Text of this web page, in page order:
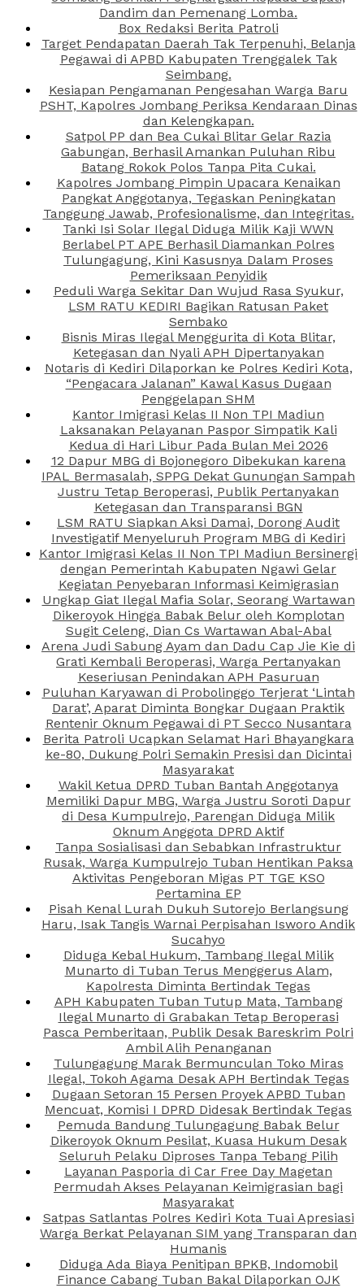
Dandim dan Pemenang Lomba.
Box Redaksi Berita Patroli
Target Pendapatan Daerah Tak Terpenuhi, Belanja
Pegawai di APBD Kabupaten Trenggalek Tak
Seimbang.
Kesiapan Pengamanan Pengesahan Warga Baru
PSHT, Kapolres Jombang Periksa Kendaraan Dinas
dan Kelengkapan.
Satpol PP dan Bea Cukai Blitar Gelar Razia
Gabungan, Berhasil Amankan Puluhan Ribu
Batang Rokok Polos Tanpa Pita Cukai.
Kapolres Jombang Pimpin Upacara Kenaikan
Pangkat Anggotanya, Tegaskan Peningkatan
Tanggung Jawab, Profesionalisme, dan Integritas.
Tanki Isi Solar Ilegal Diduga Milik Kaji WWN
Berlabel PT APE Berhasil Diamankan Polres
Tulungagung, Kini Kasusnya Dalam Proses
Pemeriksaan Penyidik
Peduli Warga Sekitar Dan Wujud Rasa Syukur,
LSM RATU KEDIRI Bagikan Ratusan Paket
Sembako
Bisnis Miras Ilegal Menggurita di Kota Blitar,
Ketegasan dan Nyali APH Dipertanyakan
Notaris di Kediri Dilaporkan ke Polres Kediri Kota,
“Pengacara Jalanan” Kawal Kasus Dugaan
Penggelapan SHM
Kantor Imigrasi Kelas II Non TPI Madiun
Laksanakan Pelayanan Paspor Simpatik Kali
Kedua di Hari Libur Pada Bulan Mei 2026
12 Dapur MBG di Bojonegoro Dibekukan karena
IPAL Bermasalah, SPPG Dekat Gunungan Sampah
Justru Tetap Beroperasi, Publik Pertanyakan
Ketegasan dan Transparansi BGN
LSM RATU Siapkan Aksi Damai, Dorong Audit
Investigatif Menyeluruh Program MBG di Kediri
Kantor Imigrasi Kelas II Non TPI Madiun Bersinergi
dengan Pemerintah Kabupaten Ngawi Gelar
Kegiatan Penyebaran Informasi Keimigrasian
Ungkap Giat Ilegal Mafia Solar, Seorang Wartawan
Dikeroyok Hingga Babak Belur oleh Komplotan
Sugit Celeng, Dian Cs Wartawan Abal-Abal
Arena Judi Sabung Ayam dan Dadu Cap Jie Kie di
Grati Kembali Beroperasi, Warga Pertanyakan
Keseriusan Penindakan APH Pasuruan
Puluhan Karyawan di Probolinggo Terjerat ‘Lintah
Darat’, Aparat Diminta Bongkar Dugaan Praktik
Rentenir Oknum Pegawai di PT Secco Nusantara
Berita Patroli Ucapkan Selamat Hari Bhayangkara
ke-80, Dukung Polri Semakin Presisi dan Dicintai
Masyarakat
Wakil Ketua DPRD Tuban Bantah Anggotanya
Memiliki Dapur MBG, Warga Justru Soroti Dapur
di Desa Kumpulrejo, Parengan Diduga Milik
Oknum Anggota DPRD Aktif
Tanpa Sosialisasi dan Sebabkan Infrastruktur
Rusak, Warga Kumpulrejo Tuban Hentikan Paksa
Aktivitas Pengeboran Migas PT TGE KSO
Pertamina EP
Pisah Kenal Lurah Dukuh Sutorejo Berlangsung
Haru, Isak Tangis Warnai Perpisahan Isworo Andik
Sucahyo
Diduga Kebal Hukum, Tambang Ilegal Milik
Munarto di Tuban Terus Menggerus Alam,
Kapolresta Diminta Bertindak Tegas
APH Kabupaten Tuban Tutup Mata, Tambang
Ilegal Munarto di Grabakan Tetap Beroperasi
Pasca Pemberitaan, Publik Desak Bareskrim Polri
Ambil Alih Penanganan
Tulungagung Marak Bermunculan Toko Miras
Ilegal, Tokoh Agama Desak APH Bertindak Tegas
Dugaan Setoran 15 Persen Proyek APBD Tuban
Mencuat, Komisi I DPRD Didesak Bertindak Tegas
Pemuda Bandung Tulungagung Babak Belur
Dikeroyok Oknum Pesilat, Kuasa Hukum Desak
Seluruh Pelaku Diproses Tanpa Tebang Pilih
Layanan Pasporia di Car Free Day Magetan
Permudah Akses Pelayanan Keimigrasian bagi
Masyarakat
Satpas Satlantas Polres Kediri Kota Tuai Apresiasi
Warga Berkat Pelayanan SIM yang Transparan dan
Humanis
Diduga Ada Biaya Penitipan BPKB, Indomobil
Finance Cabang Tuban Bakal Dilaporkan OJK